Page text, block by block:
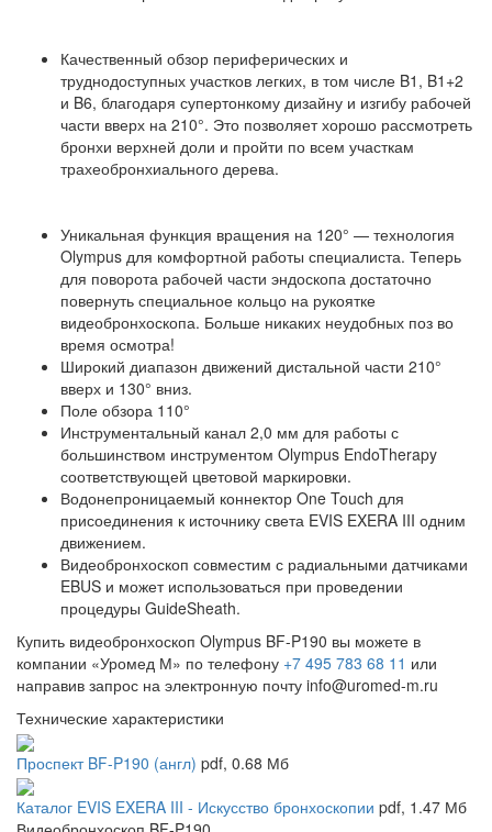
Качественный обзор периферических и
труднодоступных участков легких, в том числе B1, B1+2
и B6, благодаря супертонкому дизайну и изгибу рабочей
части вверх на 210°. Это позволяет хорошо рассмотреть
бронхи верхней доли и пройти по всем участкам
трахеобронхиального дерева.
Уникальная функция вращения на 120° — технология
Olympus для комфортной работы специалиста. Теперь
для поворота рабочей части эндоскопа достаточно
повернуть специальное кольцо на рукоятке
видеобронхоскопа. Больше никаких неудобных поз во
время осмотра!
Широкий диапазон движений дистальной части 210°
вверх и 130° вниз.
Поле обзора 110°
Инструментальный канал 2,0 мм для работы с
большинством инструментом Olympus EndoTherapy
соответствующей цветовой маркировки.
Водонепроницаемый коннектор One Touch для
присоединения к источнику света EVIS EXERA III одним
движением.
Видеобронхоскоп совместим с радиальными датчиками
EBUS и может использоваться при проведении
процедуры GuideSheath.
Купить видеобронхоскоп Olympus BF-P190 вы можете в
компании «Уромед М» по телефону +7 495 783 68 11 или
направив запрос на электронную почту info@uromed-m.ru
Технические характеристики
Проспект BF-P190 (англ) pdf, 0.68 Мб
Каталог EVIS EXERA III - Искусство бронхоскопии pdf, 1.47 Мб